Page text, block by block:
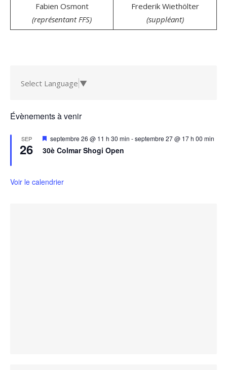
Fabien Osmont
(représentant FFS)
Frederik Wiethölter
(suppléant)
Select Language ▼
Évènements à venir
SEP
26
Mis
en
avant
septembre 26 @ 11 h 30 min -septembre 27 @ 17 h 00 min
30è Colmar Shogi Open
Voir le calendrier